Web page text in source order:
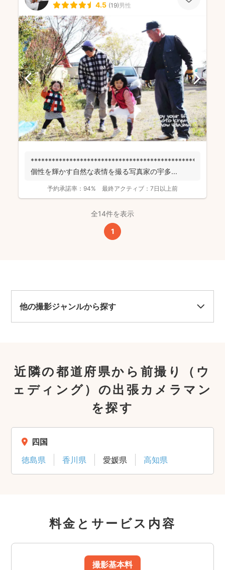
4.5 (19)男性
******************************************************
個性を輝かす自然な表情を撮る写真家の宇多...
予約承諾率： 94% 最終アクティブ： 7日以上前
全14件を表示
1
他の撮影ジャンルから探す
近隣の都道府県から前撮り（ウ
ェディング）の出張カメラマン
を探す
四国
徳島県
香川県 愛媛県 高知県
料金とサービス内容
撮影基本料